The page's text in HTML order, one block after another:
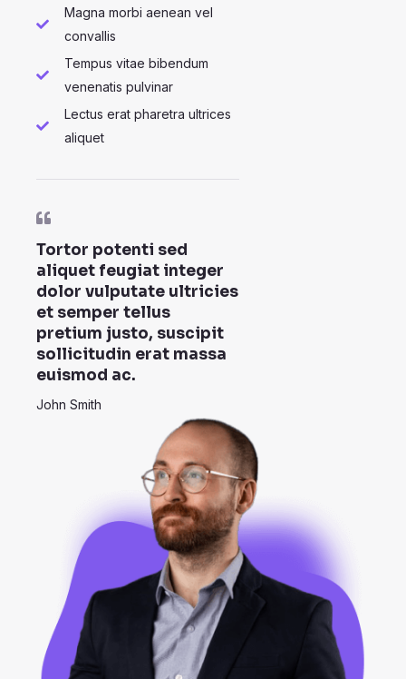
Magna morbi aenean vel
convallis
Tempus vitae bibendum
venenatis pulvinar
Lectus erat pharetra ultrices
aliquet
Tortor potenti sed
aliquet feugiat integer
dolor vulputate ultricies
et semper tellus
pretium justo, suscipit
sollicitudin erat massa
euismod ac.
John Smith